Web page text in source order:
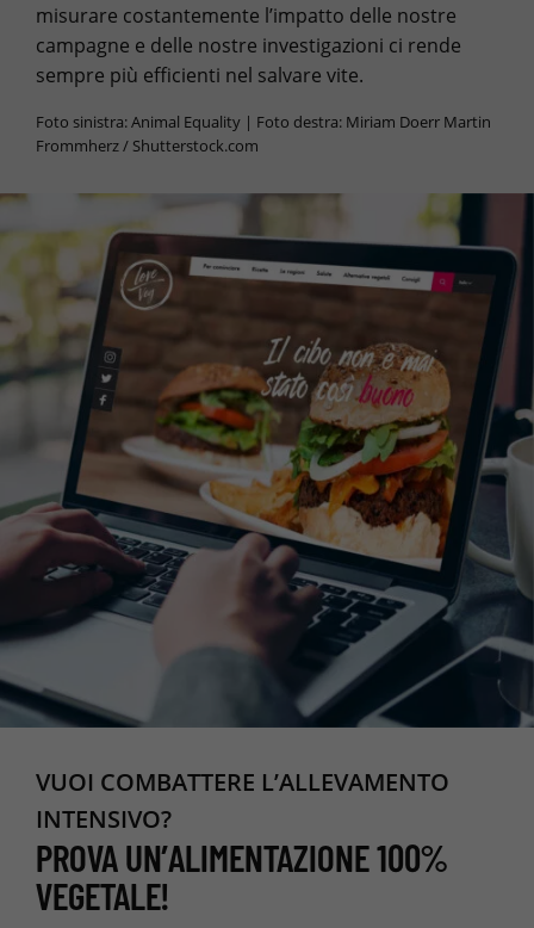
misurare costantemente l’impatto delle nostre
campagne e delle nostre investigazioni ci rende
sempre più efficienti nel salvare vite.
Foto sinistra: Animal Equality | Foto destra: Miriam Doerr Martin
Frommherz / Shutterstock.com
VUOI COMBATTERE L’ALLEVAMENTO
INTENSIVO?
PROVA UN’ALIMENTAZIONE 100%
VEGETALE!